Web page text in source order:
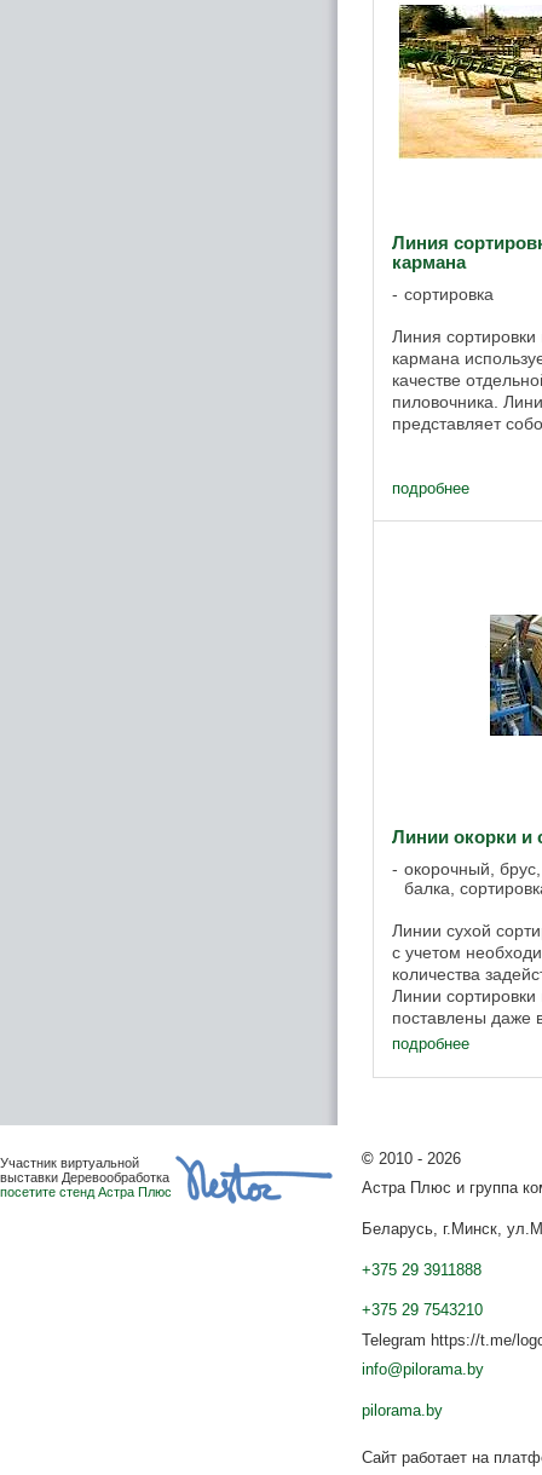
Линия
кармана
сортировка
Линия
кармана
качестве
пиловочника.
представляет
подробнее
Линии окорки и
окорочный,
балка,
Линии сухой
с учетом
количества
Линии сортировки
поставлены даже
исполнении.
подробнее
Участник виртуальной
выставки Деревообработка
посетите стенд Астра Плюс
© 2010 - 2026
Астра Плюс и группа
Беларусь, г.Минск,
+375 29 3911888
+375 29 7543210
Telegram https://t.me/
info@pilorama.by
pilorama.by
Сайт работает на